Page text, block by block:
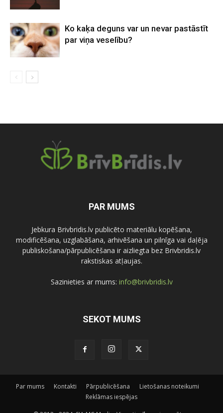
Ko kaķa deguns var un nevar pastāstīt
par viņa veselību?
PAR MUMS
Jebkura Brivbridis.lv publicēto materiālu kopēšana,
modificēšana, uzglabāšana, arhivēšana un pilnīga vai daļēja
publiskošana/pārpublicēšana ir aizliegta bez Brivbridis.lv
rakstiskas atļaujas.
Sazinieties ar mums: info@brivbridis.lv
SEKOT MUMS
Par mums Kontakti Pārpublicēšana
Lietošanas noteikumi
Reklāmas iespējas